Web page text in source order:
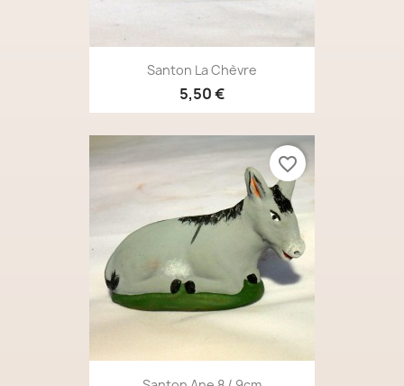
Santon La Chèvre
5,50 €
favorite_border